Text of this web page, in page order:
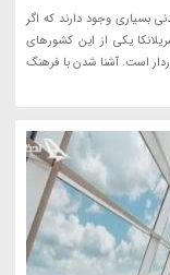
بسیاری وجود دارند که اگر
یکی از این کشورهای
است. آشنا شدن با فرهنگ